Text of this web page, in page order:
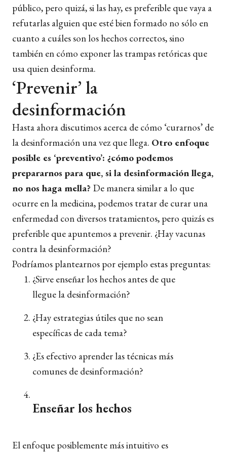
público, pero quizá, si las hay, es preferible que vaya a
refutarlas alguien que esté bien formado no sólo en
cuanto a cuáles son los hechos correctos, sino
también en cómo exponer las trampas retóricas que
usa quien desinforma.
‘Prevenir’ la
desinformación
Hasta ahora discutimos acerca de cómo ‘curarnos’ de
la desinformación una vez que llega. Otro enfoque
posible es ‘preventivo’: ¿cómo podemos
prepararnos para que, si la desinformación llega,
no nos haga mella? De manera similar a lo que
ocurre en la medicina, podemos tratar de curar una
enfermedad con diversos tratamientos, pero quizás es
preferible que apuntemos a prevenir. ¿Hay vacunas
contra la desinformación?
Podríamos plantearnos por ejemplo estas preguntas:
¿Sirve enseñar los hechos antes de que
llegue la desinformación?
¿Hay estrategias útiles que no sean
específicas de cada tema?
¿Es efectivo aprender las técnicas más
comunes de desinformación?
Enseñar los hechos
El enfoque posiblemente más intuitivo es